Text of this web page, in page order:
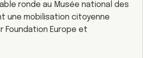
ronde au Musée national des
une mobilisation citoyenne
Foundation Europe et